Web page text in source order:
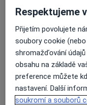
Internista
MUDr.
Internista
Respektujeme
Přijetím povolujete
soubory cookie
shromažďování
obsahu na základě
preference můžete
nastavení. Další
soukromí a souborů